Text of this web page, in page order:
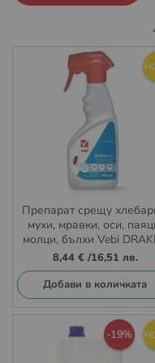
Препарат срещу
мухи, мравки, оси,
молци, бълхи Vebi
RTU 400ml
8,44 €/16,51 лв.
Добави в количката
-19%